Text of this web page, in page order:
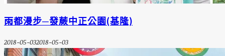
雨都漫步─發蕨中正公園(基隆)
2018-05-032018-05-03